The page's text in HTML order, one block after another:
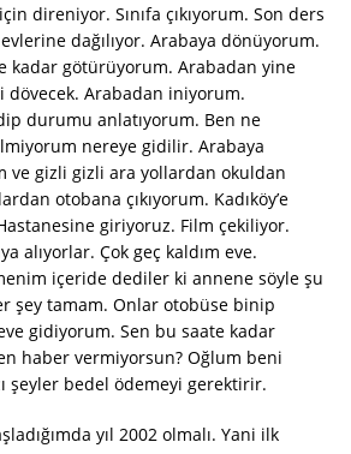
direniyor. Sınıfa çıkıyorum. Son ders
dağılıyor. Arabaya dönüyorum.
kadar götürüyorum. Arabadan yine
dövecek. Arabadan iniyorum.
durumu anlatıyorum. Ben ne
nereye gidilir. Arabaya
ve gizli gizli ara yollardan okuldan
otobana çıkıyorum. Kadıköy’e
giriyoruz. Film çekiliyor.
alıyorlar. Çok geç kaldım eve.
içeride dediler ki annene söyle şu
şey tamam. Onlar otobüse binip
gidiyorum. Sen bu saate kadar
haber vermiyorsun? Oğlum beni
şeyler bedel ödemeyi gerektirir.
yıl 2002 olmalı. Yani ilk